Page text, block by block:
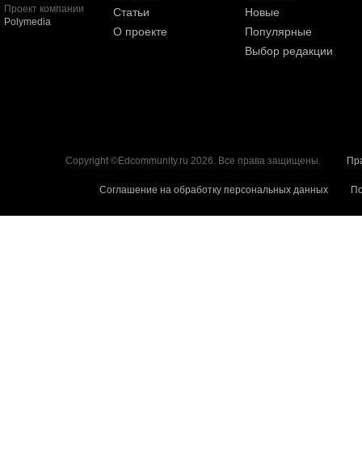
Проект компании
Polymedia
Статьи
О проекте
Новые
Популярные
Выбор редакции
Copyright ©Edcommunity.ru 2026. Все права защищены.
Соглашение на обработку персональных данных